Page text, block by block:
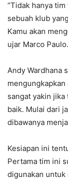
“Tidak hanya
sebuah klub
Kamu akan
ujar Marco Paulo.
Andy Wardhana
mengungkapkan
sangat yakin
baik. Mulai dari
dibawanya
Kesiapan ini
Pertama tim ini
digunakan